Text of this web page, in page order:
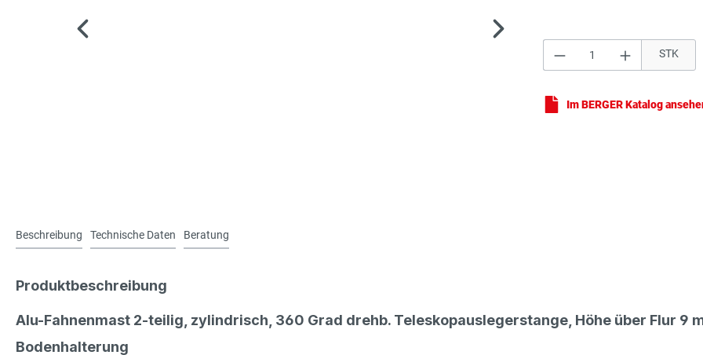
Produkt Anzahl:
STK
Im BERGER Katalog
Beschreibung Technische Daten Beratung
Produktbeschreibung
Alu-Fahnenmast 2-teilig, zylindrisch, 360 Grad drehb. Teleskopauslegerstange, Höhe über Flur 9
Bodenhalterung